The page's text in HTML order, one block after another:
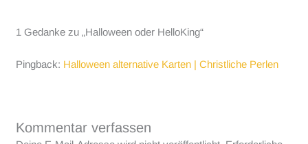
1 Gedanke zu „Halloween oder HelloKing“
Pingback: Halloween alternative Karten | Christliche Perlen
Kommentar verfassen